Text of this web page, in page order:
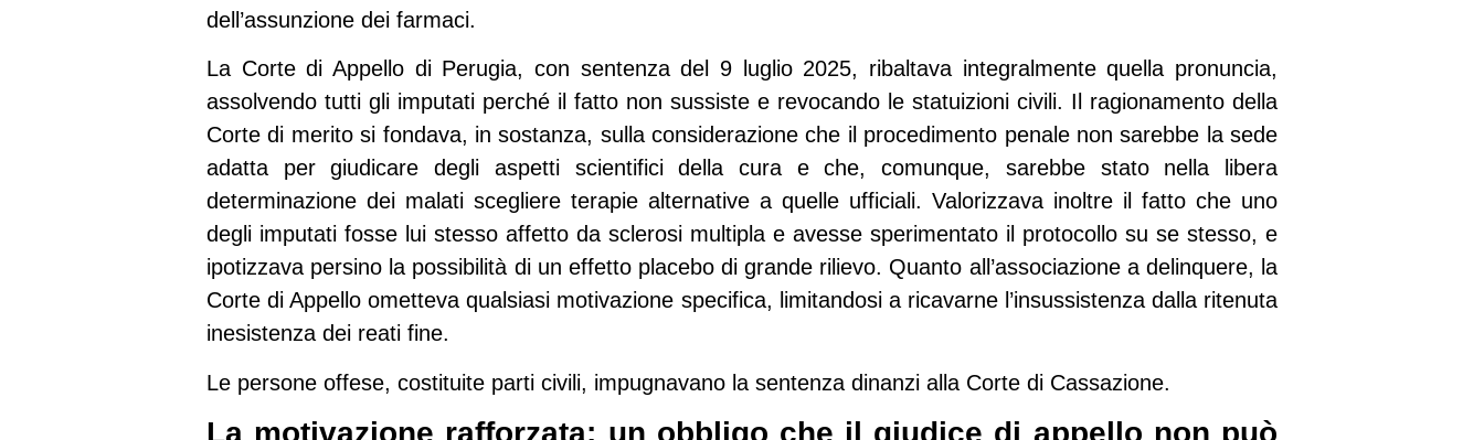
dell’assunzione dei farmaci.
La Corte di Appello di Perugia, con sentenza del 9 luglio 2025, ribaltava integralmente quella pronuncia,
assolvendo tutti gli imputati perché il fatto non sussiste e revocando le statuizioni civili. Il ragionamento della
Corte di merito si fondava, in sostanza, sulla considerazione che il procedimento penale non sarebbe la sede
adatta per giudicare degli aspetti scientifici della cura e che, comunque, sarebbe stato nella libera
determinazione dei malati scegliere terapie alternative a quelle ufficiali. Valorizzava inoltre il fatto che uno
degli imputati fosse lui stesso affetto da sclerosi multipla e avesse sperimentato il protocollo su se stesso, e
ipotizzava persino la possibilità di un effetto placebo di grande rilievo. Quanto all’associazione a delinquere, la
Corte di Appello ometteva qualsiasi motivazione specifica, limitandosi a ricavarne l’insussistenza dalla ritenuta
inesistenza dei reati fine.
Le persone offese, costituite parti civili, impugnavano la sentenza dinanzi alla Corte di Cassazione.
La motivazione rafforzata: un obbligo che il giudice di appello non può